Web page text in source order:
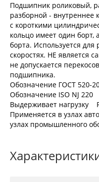
Подшипник роликовый,
разборной - внутреннее
с короткими
кольцо имеет один борт,
борта. Используется
скоростях. НЕ является
не допускается
подшипника.
Обозначение ГОСТ 520-
Обозначение ISO NJ 220
Выдерживает нагрузку
Применяется в узлах
узлах промышленного